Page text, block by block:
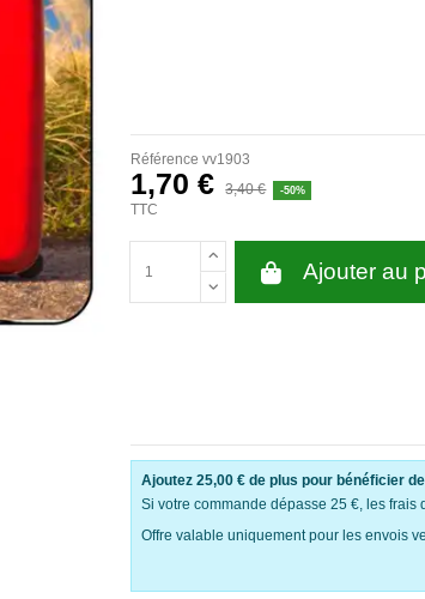
Référence vv1903
1,70 € 3,40 € -50%
TTC
Ajouter au
Ajoutez 25,00 € de plus pour bénéficier
Si votre commande dépasse 25 €, les frais
Offre valable uniquement pour les envois